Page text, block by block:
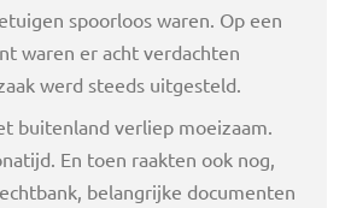
spoorloos waren. Op een
waren er acht verdachten
werd steeds uitgesteld.
buitenland verliep moeizaam.
En toen raakten ook nog,
belangrijke documenten